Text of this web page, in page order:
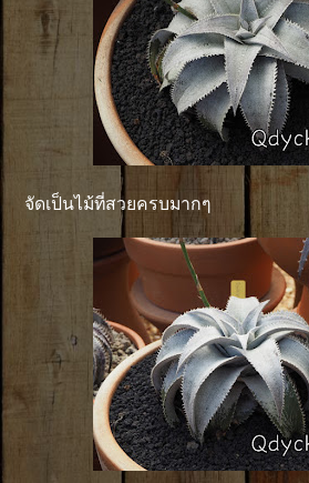
จัดเป็นไม้ที่สวยครบมากๆ